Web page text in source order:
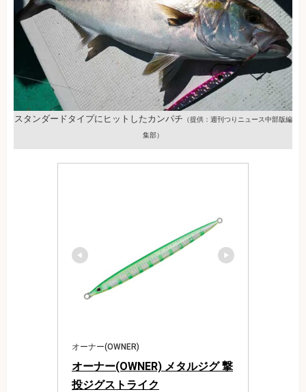
スタンダードタイプにヒットしたカンパチ （提供：週刊つりニュース中部版編
集部）
オーナー(OWNER)
オーナー(OWNER) メタルジグ 撃
投ジグストライク